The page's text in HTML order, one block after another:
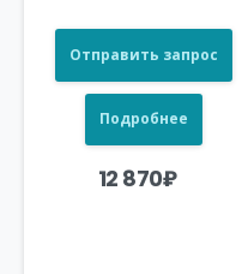
Отправить запрос
Подробнее
12 870₽